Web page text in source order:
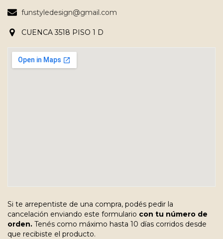
funstyledesign@gmail.com
CUENCA 3518 PISO 1 D
Si te arrepentiste de una compra, podés pedir la
cancelación enviando este formulario con tu número de
orden. Tenés como máximo hasta 10 días corridos desde
que recibiste el producto.